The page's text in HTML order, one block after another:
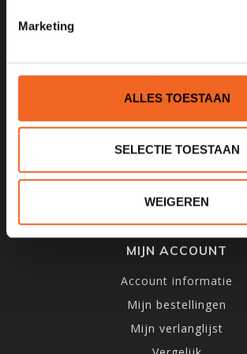
Marketing
ALLES TOESTAAN
SELECTIE TOESTAAN
WEIGEREN
Algemene voorwaarden
Privacy Policy
Impressie winkel
Kano-Groothandel
MIJN ACCOUNT
Account informatie
Mijn bestellingen
Mijn verlanglijst